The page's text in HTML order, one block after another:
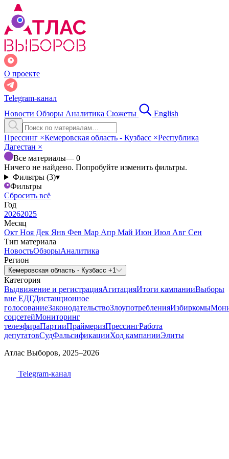
О проекте
Telegram-канал
Новости Обзоры Аналитика Сюжеты English
Прессинг ×Кемеровская область - Кузбасс ×Республика
Дагестан ×
Все материалы— 0
Ничего не найдено. Попробуйте изменить фильтры.
Фильтры (3)▾
Фильтры
Сбросить всё
Год
20262025
Месяц
Окт Ноя Дек Янв Фев Мар Апр Май Июн Июл Авг Сен
Тип материала
НовостьОбзорыАналитика
Регион
Кемеровская область - Кузбасс +1
Категория
Выдвижение и регистрацияАгитацияИтоги кампанииВыборы
вне ЕДГДистанционное
голосованиеЗаконодательствоЗлоупотребленияИзбиркомы
соцсетейМониторинг
телеэфираПартииПраймеризПрессингРабота
депутатовСудФальсификацииХод кампанииЭлиты
Атлас Выборов, 2025–2026
Telegram-канал